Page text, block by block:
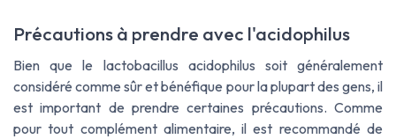
Précautions à prendre avec l'acidophilus
Bien que le lactobacillus acidophilus soit généralement
considéré comme sûr et bénéfique pour la plupart des gens, il
est important de prendre certaines précautions. Comme
pour tout complément alimentaire, il est recommandé de